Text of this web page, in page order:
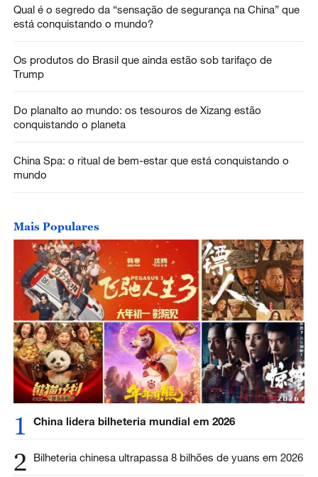
Qual é o segredo da “sensação de segurança na China” que
está conquistando o mundo?
Os produtos do Brasil que ainda estão sob tarifaço de
Trump
Do planalto ao mundo: os tesouros de Xizang estão
conquistando o planeta
China Spa: o ritual de bem-estar que está conquistando o
mundo
Mais Populares
1 China lidera bilheteria mundial em 2026
2 Bilheteria chinesa ultrapassa 8 bilhões de yuans em 2026